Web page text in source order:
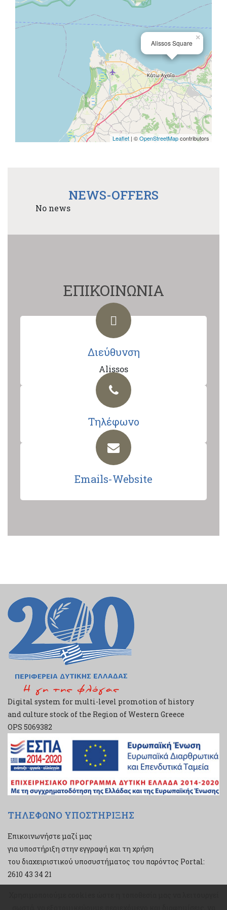
Alissos Square
×
Leaflet | ©OpenStreetMapcontributors
NEWS-OFFERS
No news
ΕΠΙΚΟΙΝΩΝΙΑ
Διεύθυνση
Alissos
Τηλέφωνο
Emails-Website
Digital system for multi-level promotion of history
and culture stock of the Region of Western Greece
ΟPS 5069382
ΤΗΛΕΦΩΝΟ ΥΠΟΣΤΗΡΙΞΗΣ
Επικοινωνήστε μαζί μας
για υποστήριξη στην εγγραφή και τη χρήση
του διαχειριστικού υποσυστήματος του παρόντος Portal:
2610 43 34 21